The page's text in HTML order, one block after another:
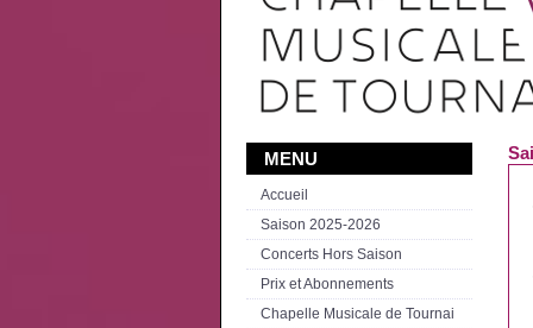
MENU
Accueil
Saison 2025-2026
Concerts Hors Saison
Prix et Abonnements
Chapelle Musicale de Tournai